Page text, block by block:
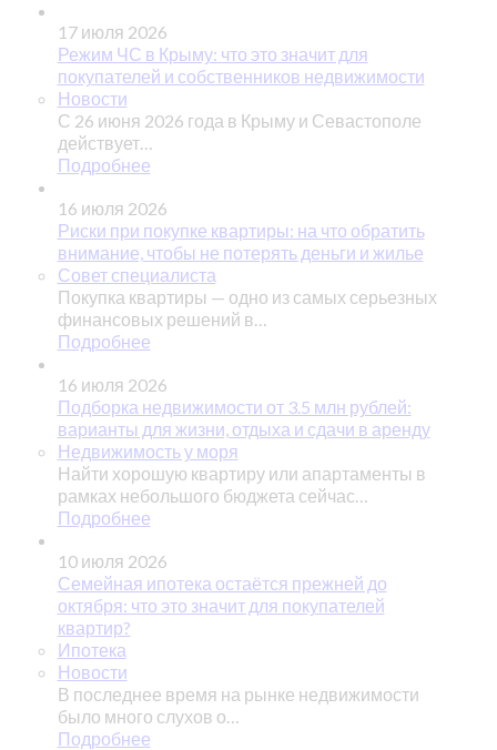
17 июля 2026
Режим ЧС в Крыму: что это значит для
покупателей и собственников недвижимости
Новости
С 26 июня 2026 года в Крыму и Севастополе
действует…
Подробнее
16 июля 2026
Риски при покупке квартиры: на что обратить
внимание, чтобы не потерять деньги и жилье
Совет специалиста
Покупка квартиры — одно из самых серьезных
финансовых решений в…
Подробнее
16 июля 2026
Подборка недвижимости от 3.5 млн рублей:
варианты для жизни, отдыха и сдачи в аренду
Недвижимость у моря
Найти хорошую квартиру или апартаменты в
рамках небольшого бюджета сейчас…
Подробнее
10 июля 2026
Семейная ипотека остаётся прежней до
октября: что это значит для покупателей
квартир?
Ипотека
Новости
В последнее время на рынке недвижимости
было много слухов о…
Подробнее